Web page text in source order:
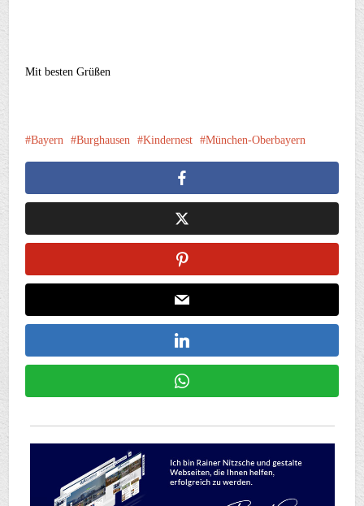
Mit besten Grüßen
Bayern Burghausen Kindernest München-Oberbayern